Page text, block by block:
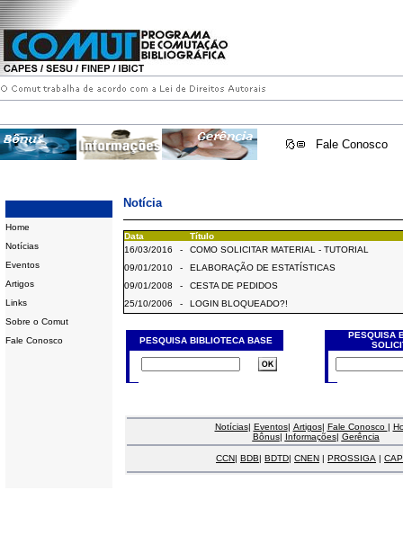
Fale Conosco
Home
Notícias
Eventos
Artigos
Links
Sobre o Comut
Fale Conosco
Notícia
Data
Título
16/03/2016
-
COMO SOLICITAR MATERIAL - TUTORIAL
09/01/2010
-
ELABORAÇÃO DE ESTATÍSTICAS
09/01/2008
-
CESTA DE PEDIDOS
25/10/2006
- LOGIN BLOQUEADO?!
PESQUISA BIBLIOTECA BASE
PESQUISA
Notícias| Eventos| Artigos| Fale Conosco |
Bônus| Informações| Gerência
CCN| BDB| BDTD| CNEN | PROSSIGA |